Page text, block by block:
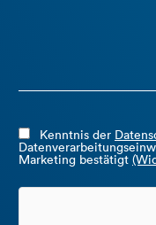
Kenntnis der
Marketing bestätigt